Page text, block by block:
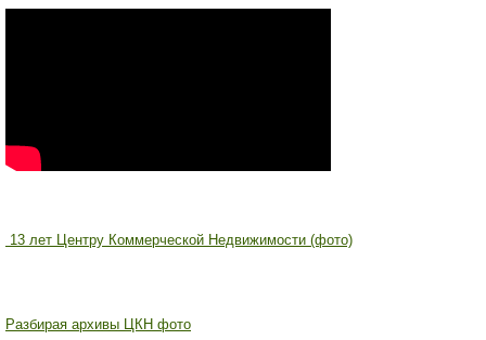
13 лет Центру Коммерческой Недвижимости (фото)
Разбирая архивы ЦКН фото